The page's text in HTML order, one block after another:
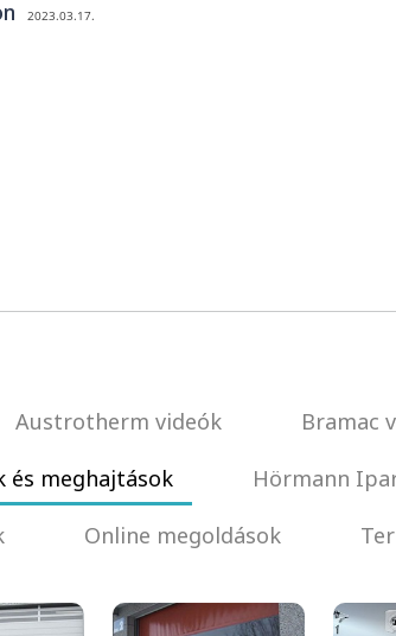
2023.03.17.
Austrotherm videók
Bramac
és meghajtások
Hörmann
Online megoldások